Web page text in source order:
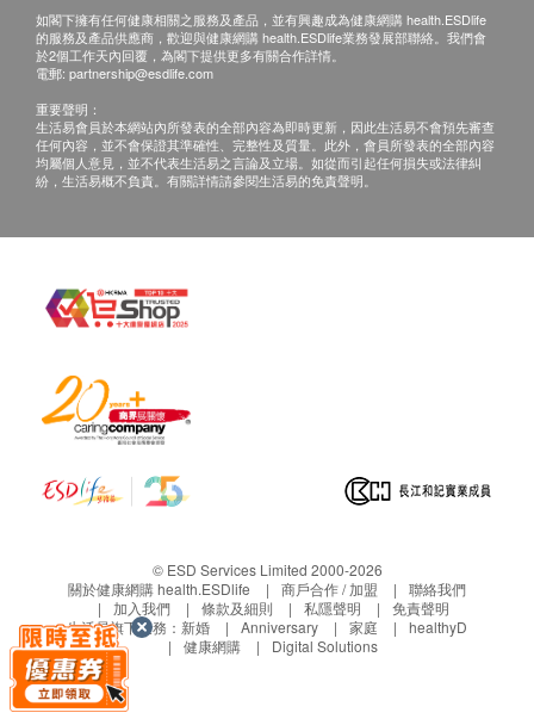
空腹血糖
肝功能
天門冬氨酸氨基轉移酶
穀氨酰基轉移酶
丙種谷氨轉移酶
白蛋白
直接膽紅素
總膽汁酸
腎功能
血肌酸酐
尿酸
促甲狀腺激素
亞甲狀腺素
甲狀腺素
血液檢查
所有健康檢查/服務並非作為醫務診斷或治療用途。當
閣下身體健康出現任何疾病徵兆時，應立即諮詢有認
本服務/產品由商戶提供。生活易【健康網購
health.ESDlife】並沒有經營或提供本服務/產品。有
關此服務/產品的錯漏或延誤，或因使用此服務/產品而
如閣下擁有任何健康相關之服務及產品，並有興趣成為健康網購 health.ESDlife
的服務及產品供應商，歡迎與健康網購 health.ESDlife業務發展部聯絡。我們會
於2個工作天內回覆，為閣下提供更多有關合作詳情。
電郵: partnership@esdlife.com
重要聲明：
生活易會員於本網站內所發表的全部內容為即時更新，因此生活易不會預先審查
任何內容，並不會保證其準確性、完整性及質量。此外，會員所發表的全部內容
均屬個人意見，並不代表生活易之言論及立場。如從而引起任何損失或法律糾
紛，生活易概不負責。有關詳情請參閱生活易的免責聲明。
© ESD Services Limited 2000-2026
關於健康網購 health.ESDlife
商戶合作 / 加盟
聯絡我們
加入我們
條款及細則 私隱聲明
免責聲明
生活易旗下業務： 新婚 Anniversary 家庭
healthyD
健康網購
Digital Solutions